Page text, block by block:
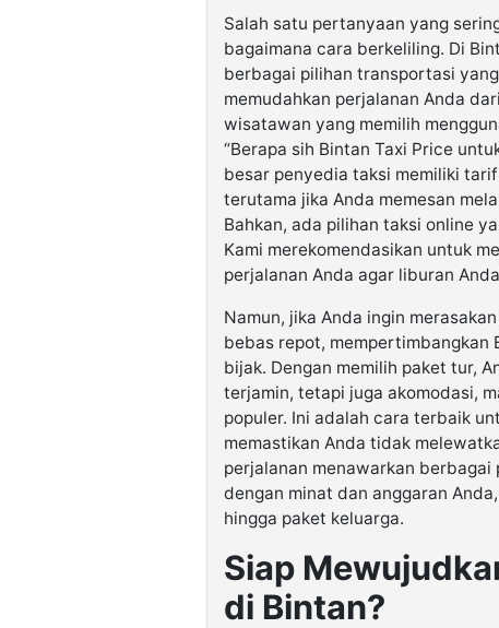
Salah satu pertanyaan yang
bagaimana cara berkeliling. Di
berbagai pilihan transportasi
memudahkan perjalanan Anda
wisatawan yang memilih
“Berapa sih Bintan Taxi Price
besar penyedia taksi memiliki
terutama jika Anda memesan
Bahkan, ada pilihan taksi online
Kami merekomendasikan untuk
perjalanan Anda agar liburan
Namun, jika Anda ingin
bebas repot, mempertimbangkan
bijak. Dengan memilih paket tur,
terjamin, tetapi juga akomodasi,
populer. Ini adalah cara terbaik
memastikan Anda tidak
perjalanan menawarkan
dengan minat dan anggaran
hingga paket keluarga.
Siap
di Bintan?